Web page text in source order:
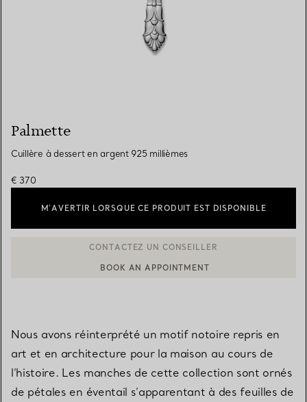
Palmette
Cuillère à dessert en argent 925 millièmes
€ 370
M’AVERTIR LORSQUE CE PRODUIT EST DISPONIBLE
CONTACTER UN CONSEILLER CLIENT OU PRENDRE RENDEZ-
Nous avons réinterprété un motif notoire repris en
art et en architecture pour la maison au cours de
l’histoire. Les manches de cette collection sont ornés
de pétales en éventail s’apparentant à des feuilles de